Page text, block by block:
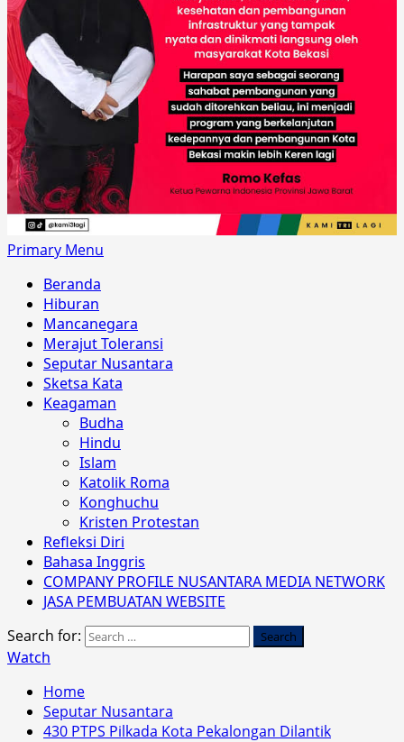
Primary Menu
Beranda
Hiburan
Mancanegara
Merajut Toleransi
Seputar Nusantara
Sketsa Kata
Keagaman
Budha
Hindu
Islam
Katolik Roma
Konghuchu
Kristen Protestan
Refleksi Diri
Bahasa Inggris
COMPANY PROFILE NUSANTARA MEDIA NETWORK
JASA PEMBUATAN WEBSITE
Search for:
Watch
Home
Seputar Nusantara
430 PTPS Pilkada Kota Pekalongan Dilantik